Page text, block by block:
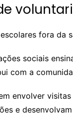
fora da
sociais
com a
envolver
e